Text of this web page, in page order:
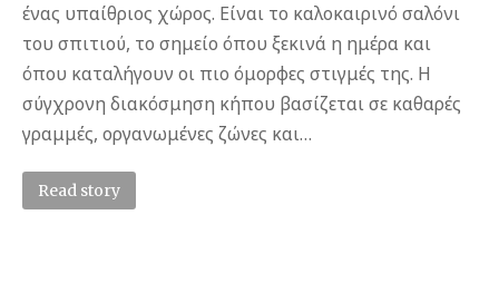
ένας υπαίθριος χώρος. Είναι το καλοκαιρινό σαλόνι
του σπιτιού, το σημείο όπου ξεκινά η ημέρα και
όπου καταλήγουν οι πιο όμορφες στιγμές της. Η
σύγχρονη διακόσμηση κήπου βασίζεται σε καθαρές
γραμμές, οργανωμένες ζώνες και…
Read story